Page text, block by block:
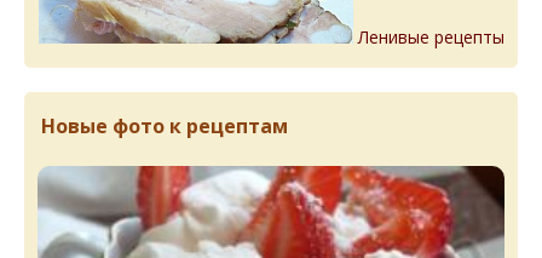
Ленивые рецепты
Новые фото к рецептам